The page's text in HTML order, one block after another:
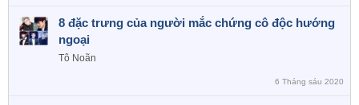
8 đặc trưng của người mắc chứng cô độc hướng
ngoại
Tô Noãn
6 Tháng sáu 2020